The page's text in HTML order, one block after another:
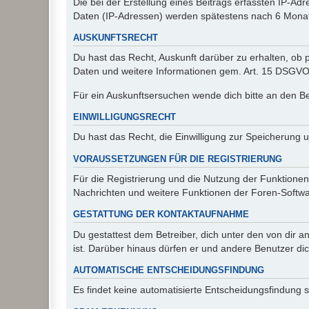
Daten (IP-Adressen) werden spätestens nach 6
AUSKUNFTSRECHT
Du hast das Recht, Auskunft darüber zu erhalten,
Daten und weitere Informationen gem. Art. 15
Für ein Auskunftsersuchen wende dich bitte an den
EINWILLIGUNGSRECHT
Du hast das Recht, die Einwilligung zur
VORAUSSETZUNGEN FÜR DIE REGISTRIERUNG
Für die Registrierung und die Nutzung der
Nachrichten und weitere Funktionen der Foren-
GESTATTUNG DER KONTAKTAUFNAHME
Du gestattest dem Betreiber, dich unter den von dir
ist. Darüber hinaus dürfen er und andere Benutzer
AUTOMATISCHE ENTSCHEIDUNGSFINDUNG
Es findet keine automatisierte Entscheidungsfindung